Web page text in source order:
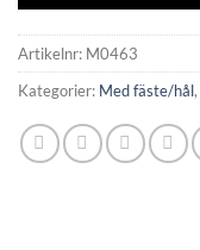
Artikelnr: M0463
Kategorier: Med fäste/hål,